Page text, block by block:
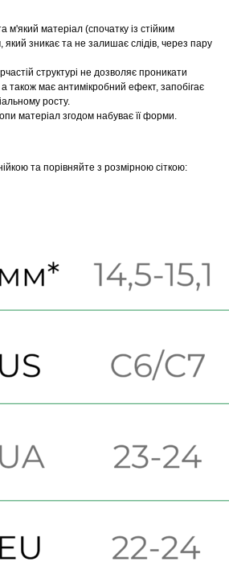
м'який матеріал (спочатку із стійким
зникає та не залишає слідів, через пару
структурі не дозволяє проникати
також має антимікробний ефект, запобігає
росту.
матеріал згодом набуває її форми.
та порівняйте з розмірною сіткою: